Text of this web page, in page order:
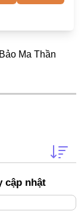
Ma Thần
cập nhật